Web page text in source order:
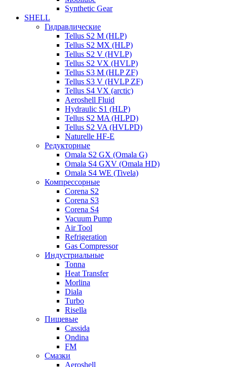
Synthetic Gear
SHELL
Гидравлические
Tellus S2 M (HLP)
Tellus S2 MХ (HLP)
Tellus S2 V (HVLP)
Tellus S2 VX (HVLP)
Tellus S3 M (HLP ZF)
Tellus S3 V (HVLP ZF)
Tellus S4 VX (arctic)
Aeroshell Fluid
Hydraulic S1 (HLP)
Tellus S2 MA (HLPD)
Tellus S2 VA (HVLPD)
Naturelle HF-E
Редукторные
Omala S2 GX (Omala G)
Omala S4 GXV (Omala HD)
Omala S4 WE (Tivela)
Компрессорные
Corena S2
Corena S3
Corena S4
Vacuum Pump
Air Tool
Refrigeration
Gas Compressor
Индустриальные
Tonna
Heat Transfer
Morlina
Diala
Turbo
Risella
Пищевые
Cassida
Ondina
FM
Смазки
Aeroshell